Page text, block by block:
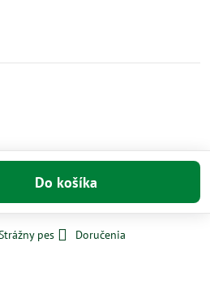
Do košíka
pes
Doručenia